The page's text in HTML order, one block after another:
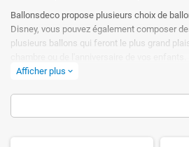
Ballonsdeco propose plusieurs choix de
Disney, vous pouvez également composer
plusieurs ballons qui feront le plus grand
Ils sont tous réutilisables avec leurs valves
nos ballons pourront être regonflés 10 à 20
Afficher plus expand_more